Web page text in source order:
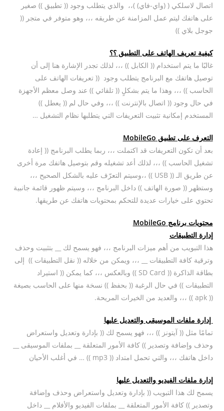
اتصال لاسلكي ( (واي-فاي) )،، والذي يتطلب وجود (( تطبيق )) صغير
على هاتفك ليتم عمل المزامنة عن طريقه ،،، وهو متوفر في متجر ((
جوجل بلاي ))
كيفية تعريف الهاتف على التطبيق ؟؟
غالبًا ما يتم استخدام (( الكابل )) ،،، لذلك تجدر الإشارة هنا إلى أن
توصيل هاتفك مع البرنامج يتطلب وجود (( تعريفات الهاتف على
الحاسب )) ،،، وهذا ما يتم بشكلٍ (( تلقائي )) عند وصل معظم الأجهزة
في حال وجود (( اتصال بالإنترنت )) ،،، وفي حال لم (( يعطل ))
المستخدم إمكانية تثبيت التعريفات التي يتطلبها نظام التشغيل …
التعرف على تطبيق MobileGo
بعد أن تكون التعريفات قد اكتملت ،،، ربما يطلب البرنامج (( إعادة
تشغيل الحاسب )) ،،، لذلك أعد تشغيله وقم بتوصيل هاتفك مرة أخرى
عن طريق الـ (( USB )) ،،وسيتم التعرّف عليه بالشكل الصحيح ،،،
وستظهر (( صورة الهاتف )) داخل البرنامج ،،، وسيتم ظهور قائمة جانبية
تحتوي على خيارات عديدة للتحكم بمحتويات هاتفك عن طريقها.
محتويات برنامج MobileGo
إدارة التطبيقات
هذا التبويب من أهم ميزات البرنامج ،،، فهو يسمح لك __ بتثبيت وحذف
وترقية كافة التطبيقات __ ،،، ويمكن من خلاله (( نقل التطبيقات )) إلى
بطاقة الذاكرة (( SD Card )) وبالعكس ،،، كما يمكن (( استيراد
التطبيقات )) في حال الرغبة (( بحفظ )) نسخة منها على الحاسب بصيغة
(( apk )) ،،، والعديد من الخيرات المريحة.
إدارة ملفات الموسيقى والتعديل عليها
تمامًا مثل (( آيتونز )) ،،، فهو يسمح لك (( بإدارة وتعديل واستعراض
وحذف وإضافة وتصدير )) كافة الأمور المتعلقة __ بملفات الموسيقى __
داخل هاتفك ،،، والتي تحمل امتداد (( mp3 )) … في أغلب الأحيان
إدارة ملفات الفيديو والتعديل عليها
يسمح لك هذا التبويب (( بإدارة وتعديل واستعراض وحذف وإضافة
وتصدير )) كافة الأمور المتعلقة __ بملفات الفيديو والأفلام __ داخل